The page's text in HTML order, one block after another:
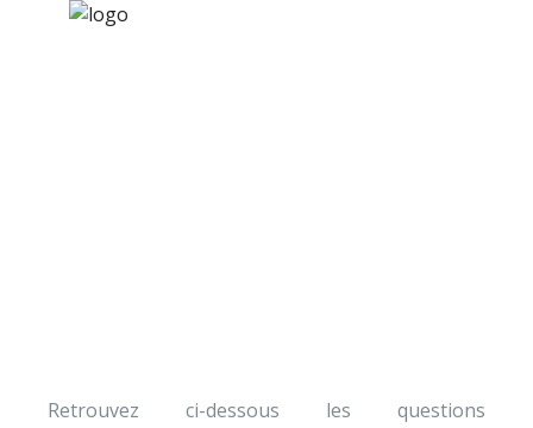
Retrouvez ci-dessous les questions